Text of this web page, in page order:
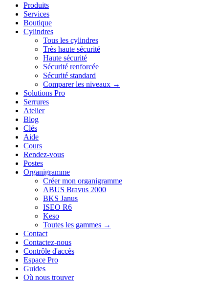
Produits
Services
Boutique
Cylindres
Tous les cylindres
Très haute sécurité
Haute sécurité
Sécurité renforcée
Sécurité standard
Comparer les niveaux →
Solutions Pro
Serrures
Atelier
Blog
Clés
Aide
Cours
Rendez-vous
Postes
Organigramme
Créer mon organigramme
ABUS Bravus 2000
BKS Janus
ISEO R6
Keso
Toutes les gammes →
Contact
Contactez-nous
Contrôle d'accès
Espace Pro
Guides
Où nous trouver